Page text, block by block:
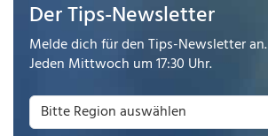
Der Tips-Newsletter
Melde dich für den Tips-Newsletter an.
Jeden Mittwoch um 17:30 Uhr.